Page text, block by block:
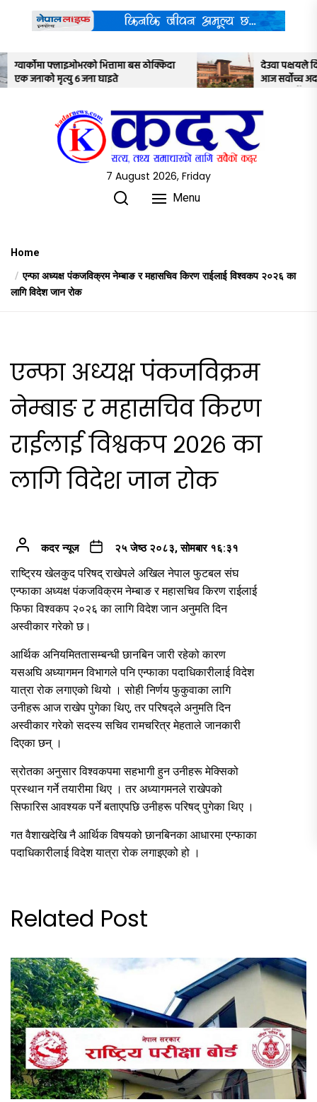
content
देउवा पक्षयले दिएकोे पुनरावलोकन निवेदनमाथि
आज सर्वोच्च अदालतका तीन न्यायाधीशले
7 August 2026, Friday
Menu
Home
एन्फा अध्यक्ष पंकजविक्रम नेम्बाङ र महासचिव किरण राईलाई विश्वकप २०२६ का
लागि विदेश जान रोक
एन्फा अध्यक्ष पंकजविक्रम
नेम्बाङ र महासचिव किरण
राईलाई विश्वकप २०२६ का
लागि विदेश जान रोक
कदर न्यूज २५ जेष्ठ २०८३, सोमबार १६:३१
राष्ट्रिय खेलकुद परिषद् राखेपले अखिल नेपाल फुटबल संघ
एन्फाका अध्यक्ष पंकजविक्रम नेम्बाङ र महासचिव किरण राईलाई
फिफा विश्वकप २०२६ का लागि विदेश जान अनुमति दिन
अस्वीकार गरेको छ।
आर्थिक अनियमिततासम्बन्धी छानबिन जारी रहेको कारण
यसअघि अध्यागमन विभागले पनि एन्फाका पदाधिकारीलाई विदेश
यात्रा रोक लगाएको थियो । सोही निर्णय फुकुवाका लागि
उनीहरू आज राखेप पुगेका थिए, तर परिषद्ले अनुमति दिन
अस्वीकार गरेको सदस्य सचिव रामचरित्र मेहताले जानकारी
दिएका छन् ।
स्रोतका अनुसार विश्वकपमा सहभागी हुन उनीहरू मेक्सिको
प्रस्थान गर्ने तयारीमा थिए । तर अध्यागमनले राखेपको
सिफारिस आवश्यक पर्ने बताएपछि उनीहरू परिषद् पुगेका थिए ।
गत वैशाखदेखि नै आर्थिक विषयको छानबिनका आधारमा एन्फाका
पदाधिकारीलाई विदेश यात्रा रोक लगाइएको हो ।
Related Post